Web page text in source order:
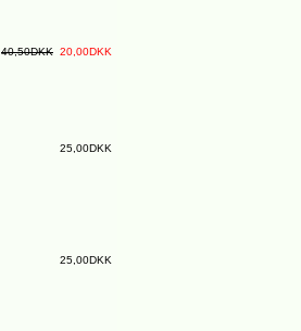
40,50DKK 20,00DKK
25,00DKK
25,00DKK